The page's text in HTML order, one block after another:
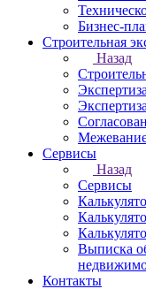
Бизнес-
Строительная
Назад
Сервисы
Назад
Сервисы
Выписка
Контакты